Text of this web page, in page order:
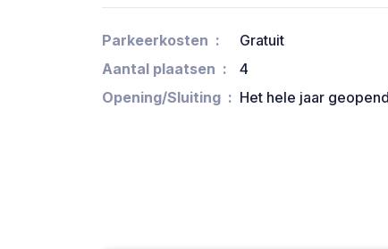
Parkeerkosten
Gratuit
Aantal plaatsen
4
Opening/Sluiting
Het hele jaar geopend